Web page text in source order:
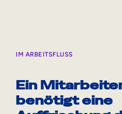
IM ARBEITSFLUSS
Ein
benötigt eine